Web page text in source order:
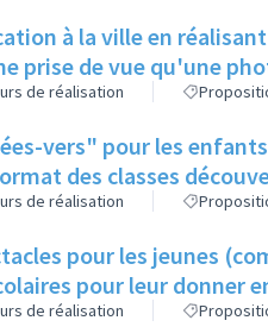
à la ville en
prise de vue qu'une
de réalisation
vers" pour les
des classes
de réalisation
pour les jeunes
pour leur donner
de réalisation